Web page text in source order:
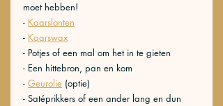
moet hebben!
- Kaarslonten
- Kaarswax
- Potjes of een mal om het in te gieten
- Een hittebron, pan en kom
- Geurolie (optie)
- Satéprikkers of een ander lang en dun